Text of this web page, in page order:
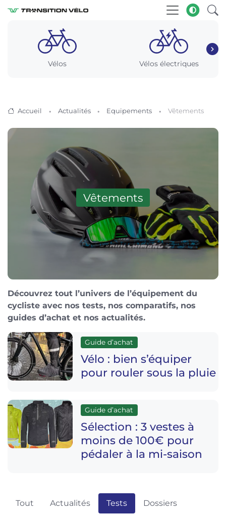
Vélos Vélos électriques
Accueil Actualités Equipements Vêtements
Vêtements
Découvrez tout l’univers de l’équipement du
cycliste avec nos tests, nos comparatifs, nos
guides d’achat et nos actualités.
Guide d’achat
Vélo : bien s’équiper
pour rouler sous la pluie
Guide d’achat
Sélection : 3 vestes à
moins de 100€ pour
pédaler à la mi-saison
Tout Actualités Tests Dossiers